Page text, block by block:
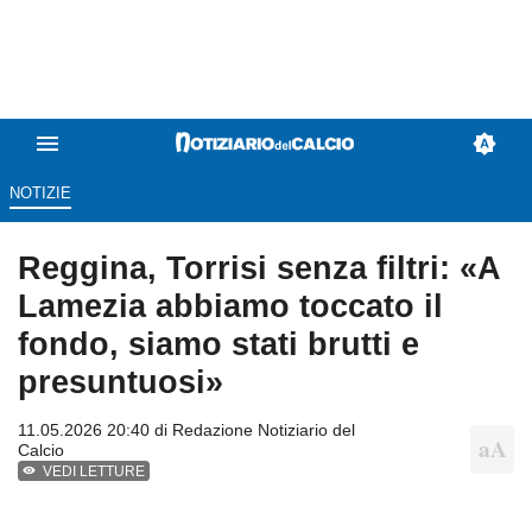
NOTIZIE
Reggina, Torrisi senza filtri: «A
Lamezia abbiamo toccato il
fondo, siamo stati brutti e
presuntuosi»
11.05.2026 20:40 di Redazione Notiziario del
Calcio
VEDI LETTURE